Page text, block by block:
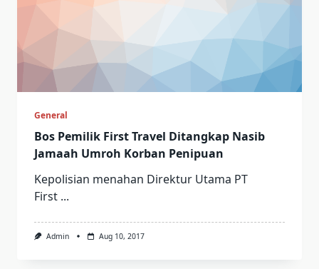
General
Bos Pemilik First Travel Ditangkap Nasib
Jamaah Umroh Korban Penipuan
Kepolisian menahan Direktur Utama PT
First ...
Admin Aug 10, 2017